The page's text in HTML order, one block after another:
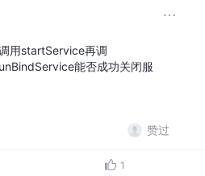
用startService再调
能否成功关闭服
赞过
1